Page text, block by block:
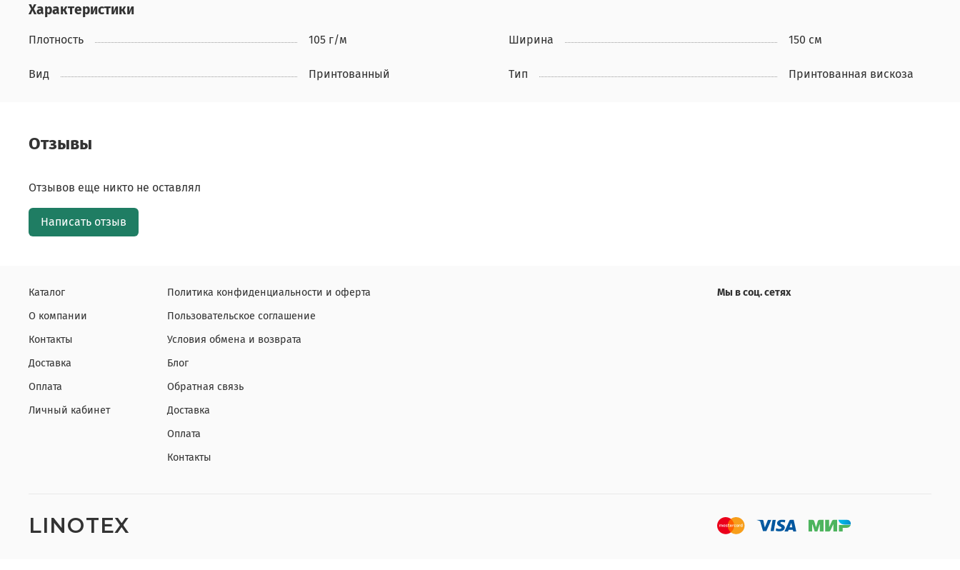
Характеристики
Плотность 105 г/м Ширина 150 см
Вид Принтованный Тип Принтованная вискоза
Отзывы
Отзывов еще никто не оставлял
Написать отзыв
Каталог
О компании
Контакты
Доставка
Оплата
Личный кабинет
Политика конфиденциальности и оферта
Пользовательское соглашение
Условия обмена и возврата
Блог
Обратная связь
Доставка
Оплата
Контакты
Мы в соц. сетях
LINOTEX